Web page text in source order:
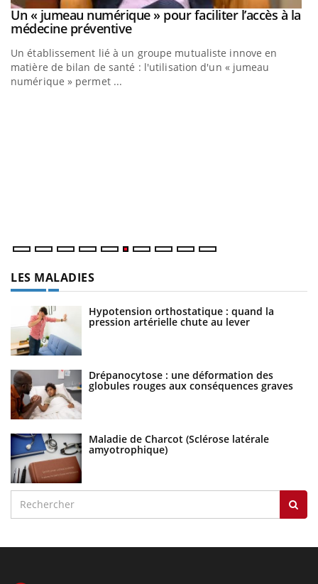
Youtube
Un « jumeau numérique » pour faciliter l’accès à la
médecine préventiveYoutube
Un établissement lié à un groupe mutualiste innove en
matière de bilan de santé : l'utilisation d'un « jumeau
numérique » permet ...
LES MALADIES
Hypotension orthostatique : quand la
pression artérielle chute au lever
Drépanocytose : une déformation des
globules rouges aux conséquences graves
Maladie de Charcot (Sclérose latérale
amyotrophique)